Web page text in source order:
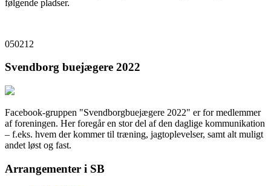
følgende pladser.
050212
Svendborg buejægere 2022
Facebook-gruppen "Svendborgbuejægere 2022" er for medlemmer
af foreningen. Her foregår en stor del af den daglige kommunikation
– f.eks. hvem der kommer til træning, jagtoplevelser, samt alt muligt
andet løst og fast.
Arrangementer i SB